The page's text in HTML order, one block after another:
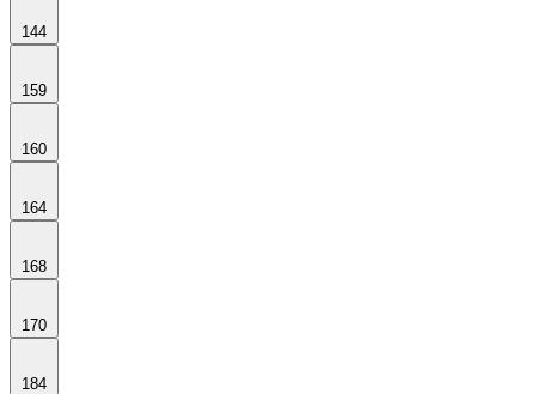
144
159
160
164
168
170
184